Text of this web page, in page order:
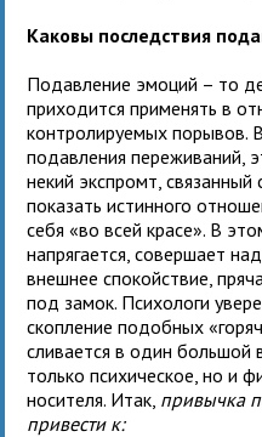
Каковы последствия
Подавление эмоций – то
приходится применять в
контролируемых порывов.
подавления переживаний,
некий экспромт,
показать истинного
себя «во всей красе». В
напрягается, совершает
внешнее спокойствие,
под замок. Психологи
скопление подобных
сливается в один большой
только психическое, но и
носителя. Итак, привычка
привести к: